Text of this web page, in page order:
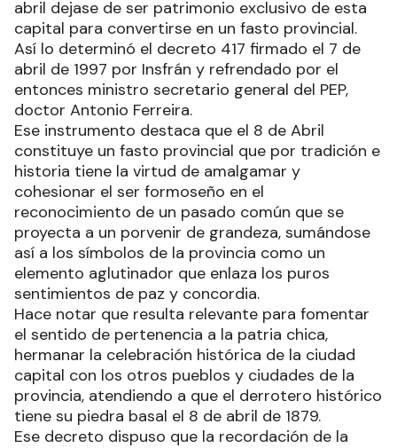
abril dejase de ser patrimonio exclusivo de esta
capital para convertirse en un fasto provincial.
Así lo determinó el decreto 417 firmado el 7 de
abril de 1997 por Insfrán y refrendado por el
entonces ministro secretario general del PEP,
doctor Antonio Ferreira.
Ese instrumento destaca que el 8 de Abril
constituye un fasto provincial que por tradición e
historia tiene la virtud de amalgamar y
cohesionar el ser formoseño en el
reconocimiento de un pasado común que se
proyecta a un porvenir de grandeza, sumándose
así a los símbolos de la provincia como un
elemento aglutinador que enlaza los puros
sentimientos de paz y concordia.
Hace notar que resulta relevante para fomentar
el sentido de pertenencia a la patria chica,
hermanar la celebración histórica de la ciudad
capital con los otros pueblos y ciudades de la
provincia, atendiendo a que el derrotero histórico
tiene su piedra basal el 8 de abril de 1879.
Ese decreto dispuso que la recordación de la